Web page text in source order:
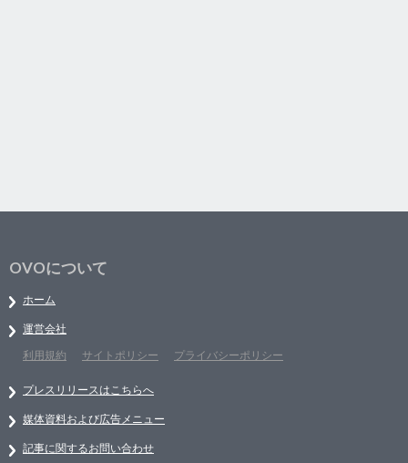
OVOについて
ホーム
運営会社
利用規約
サイトポリシー プライバシーポリシー
プレスリリースはこちらへ
媒体資料および広告メニュー
記事に関するお問い合わせ